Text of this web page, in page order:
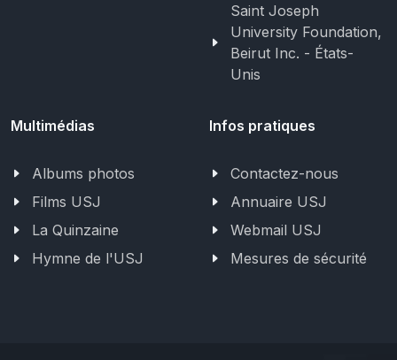
Saint Joseph
University Foundation,
Beirut Inc. - États-
Unis
Multimédias
Albums photos
Films USJ
La Quinzaine
Hymne de l'USJ
Infos pratiques
Contactez-nous
Annuaire USJ
Webmail USJ
Mesures de sécurité